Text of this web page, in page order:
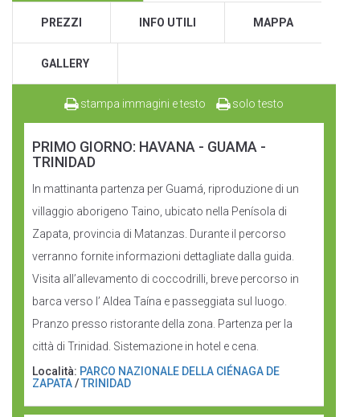
PREZZI INFO UTILI MAPPA
GALLERY
stampa immagini e testo solo testo
PRIMO GIORNO: HAVANA - GUAMA -
TRINIDAD
In mattinanta partenza per Guamá, riproduzione di un
villaggio aborigeno Taino, ubicato nella Penísola di
Zapata, provincia di Matanzas. Durante il percorso
verranno fornite informazioni dettagliate dalla guida.
Visita all’allevamento di coccodrilli, breve percorso in
barca verso l’ Aldea Taína e passeggiata sul luogo.
Pranzo presso ristorante della zona. Partenza per la
città di Trinidad. Sistemazione in hotel e cena.
Località: PARCO NAZIONALE DELLA CIÉNAGA DE
ZAPATA/TRINIDAD